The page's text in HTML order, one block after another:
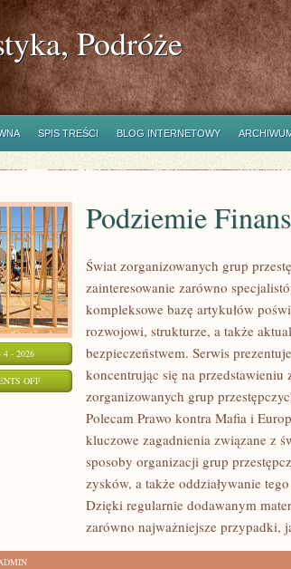
Podróże
SPIS TREŚCI BLOG INTERNETOWY
4 - 2026
OFFON
PODZIEMIE
FINANSOWE
Podziemie
Świat zorganizowanych grup
zainteresowanie zarówno
kompleksowe bazę artykułów
rozwojowi, strukturze, a także
bezpieczeństwem. Serwis
koncentrując się na przedstawieniu
zorganizowanych grup
Polecam Prawo kontra Mafia i
kluczowe zagadnienia związane z
sposoby organizacji grup
zysków, a także oddziaływanie
Dzięki regularnie dodawanym
zarówno najważniejsze przypadki,